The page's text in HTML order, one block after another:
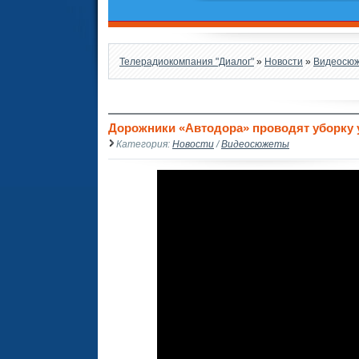
Телерадиокомпания "Диалог" » Новости »
Дорожники «Автодора» проводят
Категория: Новости /Видеосюжеты